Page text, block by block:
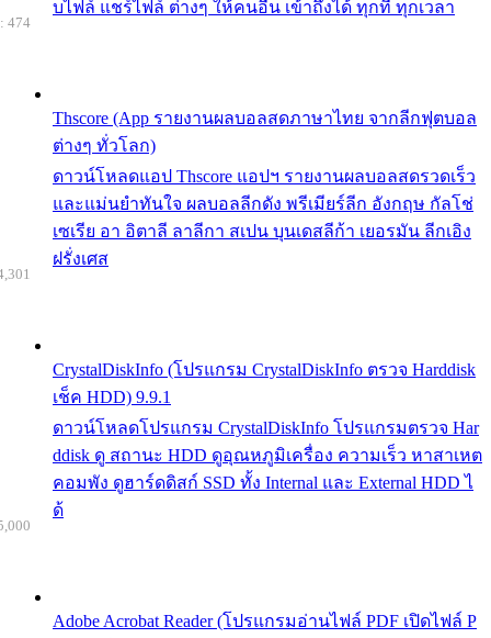
บไฟล์ แชร์ไฟล์ ต่างๆ ให้คนอื่น เข้าถึงได้ ทุกที่ ทุกเวลา
Thscore (App รายงานผลบอลสดภาษาไทย จากลีกฟุตบอล
ต่างๆ ทั่วโลก)
ดาวน์โหลดแอป Thscore แอปฯ รายงานผลบอลสดรวดเร็ว
และแม่นยำทันใจ ผลบอลลีกดัง พรีเมียร์ลีก อังกฤษ กัลโช่
เซเรีย อา อิตาลี ลาลีกา สเปน บุนเดสลีก้า เยอรมัน ลีกเอิง
ฝรั่งเศส
474
CrystalDiskInfo (โปรแกรม CrystalDiskInfo ตรวจ Harddisk
เช็ค HDD) 9.9.1
ดาวน์โหลดโปรแกรม CrystalDiskInfo โปรแกรมตรวจ Har
ddisk ดู สถานะ HDD ดูอุณหภูมิเครื่อง ความเร็ว หาสาเหต
คอมพัง ดูฮาร์ดดิสก์ SSD ทั้ง Internal และ External HDD ไ
ด้
Adobe Acrobat Reader (โปรแกรมอ่านไฟล์ PDF เปิดไฟล์ P